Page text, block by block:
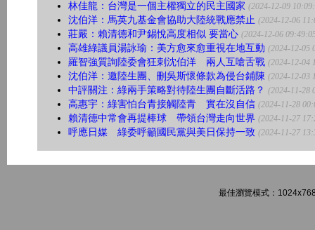
林佳龍：台灣是一個主權獨立的民主國家 (2024-12-09
沈伯洋：馬英九基金會協助大陸統戰應禁止 (2024-12-06
莊嚴：賴清德和尹錫悅高度相似 要當心 (2024-12-06
高雄綠議員湯詠瑜：美方愈來愈重視在地互動 (2024-12-05
羅智強質詢陸委會狂刺沈伯洋 兩人互嗆舌戰 (2024-12-04
沈伯洋：邀陸生團、刪吳斯懷條款為侵台鋪陳 (2024-12-03
中評關注：綠兩手策略對待陸生團自斷活路？ (2024-11-28
高惠宇：綠害怕台青接觸陸青 實在沒自信 (2024-11-28
賴清德中常會再提棒球 帶領台灣走向世界 (2024-11-27
呼應日媒 綠委呼籲國民黨與美日保持一致 (2024-11-27
最佳瀏覽模式：